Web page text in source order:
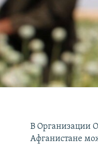
В Организации
Афганистане